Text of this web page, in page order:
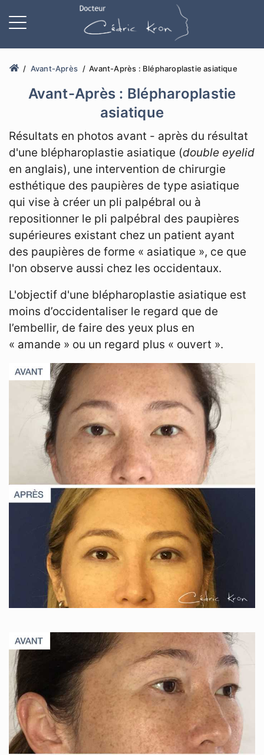
Avant-Après Avant-Après : Blépharoplastie asiatique
Avant-Après : Blépharoplastie
asiatique
Résultats en photos avant - après du résultat
d'une blépharoplastie asiatique (double eyelid
en anglais), une intervention de chirurgie
esthétique des paupières de type asiatique
qui vise à créer un pli palpébral ou à
repositionner le pli palpébral des paupières
supérieures existant chez un patient ayant
des paupières de forme « asiatique », ce que
l'on observe aussi chez les occidentaux.
L'objectif d'une blépharoplastie asiatique est
moins d’occidentaliser le regard que de
l’embellir, de faire des yeux plus en
« amande » ou un regard plus « ouvert ».